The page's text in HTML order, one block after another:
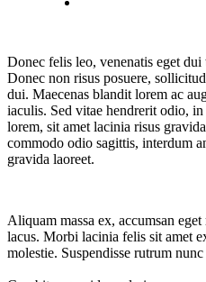
Donec felis leo, venenatis eget
Donec non risus posuere,
dui. Maecenas blandit lorem ac
iaculis. Sed vitae hendrerit odio,
lorem, sit amet lacinia risus
commodo odio sagittis, interdum
gravida laoreet.
Aliquam massa ex, accumsan
lacus. Morbi lacinia felis sit amet
molestie. Suspendisse rutrum